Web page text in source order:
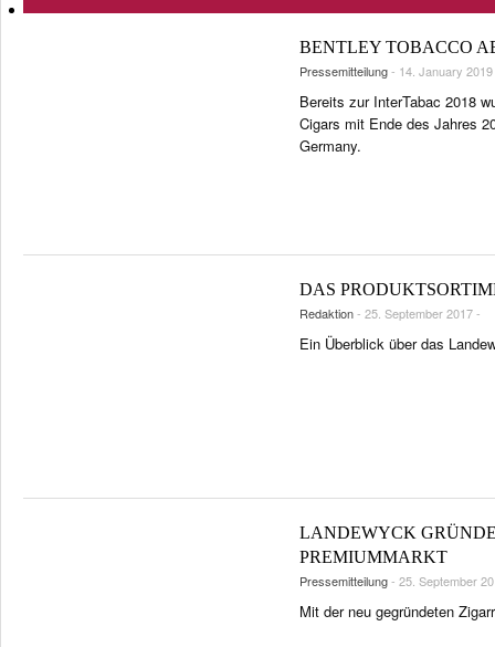
VINTAGE & GESCHICHTE
PORTRÄTS & INTERVIEWS
ZIGARRENBRANCHE
TASTINGPANEL
InterTabac 2026: Erste Highlights des Konferenzprogramms
BENTLEY TOBACCO
Pressemitteilung- 14. January
Bereits zur InterTabac 2018
Cigars mit Ende des Jahres
Germany.
DAS
Redaktion- 25. September 2017 -
Ein Überblick über das
LANDEWYCK
PREMIUMMARKT
Pressemitteilung- 25. September
Mit der neu gegründeten